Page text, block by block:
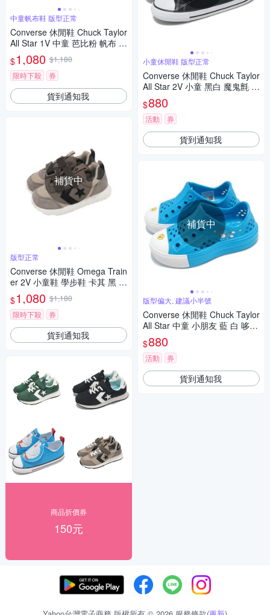
中童帆布鞋 版型正常
Converse 休閒鞋 Chuck Taylor
All Star 1V 中童 芭比粉 帆布 高
筒 小朋友 A06791C
$1,080 $1,180
限時下殺
券
貨到通知我
補貨中
版型正常
Converse 休閒鞋 Omega Train
er 2V 小童鞋 學步鞋 卡其 黑 魔
鬼氈 A16561C
$1,080 $1,180
限時下殺
券
貨到通知我
商品折價券
150元
小童休閒鞋 版型正常
Converse 休閒鞋 Chuck Taylor
All Star 2V 小童 黑白 魔鬼氈 小
朋友 嬰兒鞋 A10384C
$880
活動 券
貨到通知我
補貨中
版型偏大, 建議小半號
Converse 休閒鞋 Chuck Taylor
All Star 中童 小朋友 藍 白 哆啦
A夢 聯名 涼拖鞋 A15792C
$880
活動 券
貨到通知我